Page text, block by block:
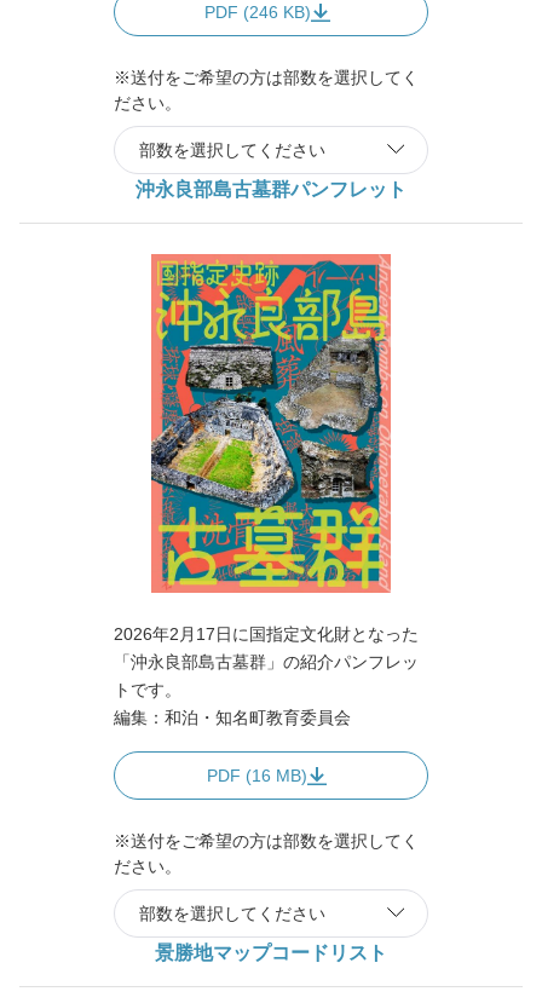
PDF (246 KB)
※送付をご希望の方は部数を選択してく
ださい。
沖永良部島古墓群パンフレット
2026年2月17日に国指定文化財となった
「沖永良部島古墓群」の紹介パンフレッ
トです。
編集：和泊・知名町教育委員会
PDF (16 MB)
※送付をご希望の方は部数を選択してく
ださい。
景勝地マップコードリスト